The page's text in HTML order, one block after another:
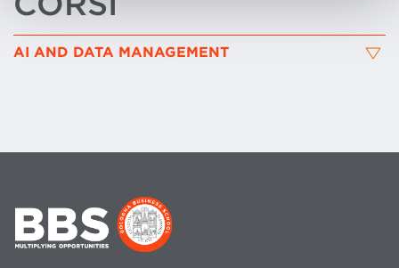
AI AND DATA MANAGEMENT